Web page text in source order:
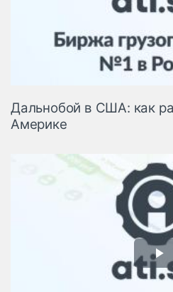
Дальнобой в США: как
Америке